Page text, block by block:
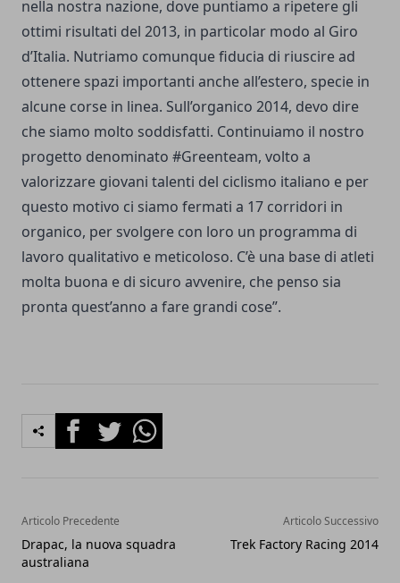
nella nostra nazione, dove puntiamo a ripetere gli
ottimi risultati del 2013, in particolar modo al Giro
d’Italia. Nutriamo comunque fiducia di riuscire ad
ottenere spazi importanti anche all’estero, specie in
alcune corse in linea. Sull’organico 2014, devo dire
che siamo molto soddisfatti. Continuiamo il nostro
progetto denominato #Greenteam, volto a
valorizzare giovani talenti del ciclismo italiano e per
questo motivo ci siamo fermati a 17 corridori in
organico, per svolgere con loro un programma di
lavoro qualitativo e meticoloso. C’è una base di atleti
molta buona e di sicuro avvenire, che penso sia
pronta quest’anno a fare grandi cose”.
FacebookTwitterWhatsapp
Articolo Precedente
Drapac, la nuova squadra
australiana
Articolo Successivo
Trek Factory Racing 2014